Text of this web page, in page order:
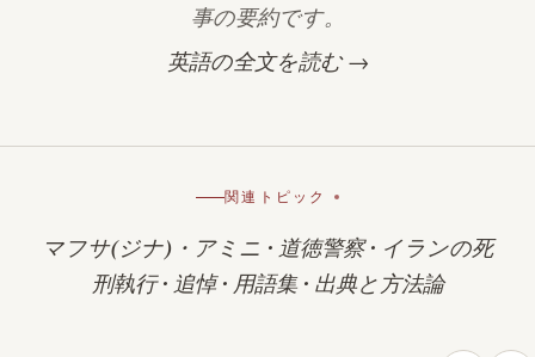
事の要約です。
英語の全文を読む →
関連トピック
マフサ(ジナ)・アミニ · 道徳警察· イランの死
刑執行· 追悼· 用語集· 出典と方法論